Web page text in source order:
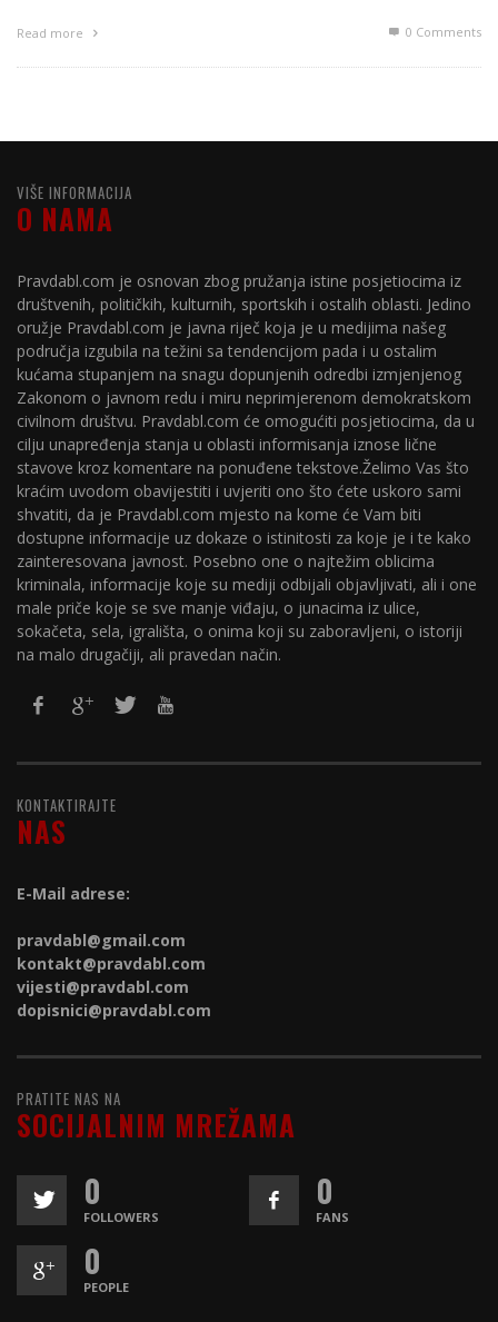
Read more 0 Comments
VIŠE INFORMACIJA
O NAMA
Pravdabl.com je osnovan zbog pružanja istine posjetiocima iz
društvenih, političkih, kulturnih, sportskih i ostalih oblasti. Jedino
oružje Pravdabl.com je javna riječ koja je u medijima našeg
područja izgubila na težini sa tendencijom pada i u ostalim
kućama stupanjem na snagu dopunjenih odredbi izmjenjenog
Zakonom o javnom redu i miru neprimjerenom demokratskom
civilnom društvu. Pravdabl.com će omogućiti posjetiocima, da u
cilju unapređenja stanja u oblasti informisanja iznose lične
stavove kroz komentare na ponuđene tekstove.Želimo Vas što
kraćim uvodom obavijestiti i uvjeriti ono što ćete uskoro sami
shvatiti, da je Pravdabl.com mjesto na kome će Vam biti
dostupne informacije uz dokaze o istinitosti za koje je i te kako
zainteresovana javnost. Posebno one o najtežim oblicima
kriminala, informacije koje su mediji odbijali objavljivati, ali i one
male priče koje se sve manje viđaju, o junacima iz ulice,
sokačeta, sela, igrališta, o onima koji su zaboravljeni, o istoriji
na malo drugačiji, ali pravedan način.
KONTAKTIRAJTE
NAS
E-Mail adrese:
pravdabl@gmail.com
kontakt@pravdabl.com
vijesti@pravdabl.com
dopisnici@pravdabl.com
PRATITE NAS NA
SOCIJALNIM MREŽAMA
0
FOLLOWERS
0
FANS
0
PEOPLE